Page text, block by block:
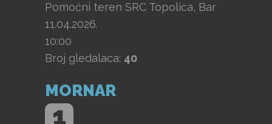
Pomoćni teren SRC Topolica, Bar
11.04.2026.
10:00
Broj gledalaca: 40
MORNAR
1